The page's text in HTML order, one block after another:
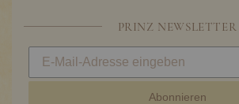
PRINZ NEWSLETTER
Abonnieren